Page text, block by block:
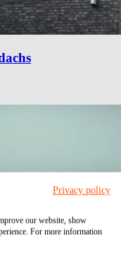
Privacy policy
our website, show
For more information